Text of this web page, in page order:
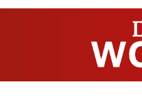
EN